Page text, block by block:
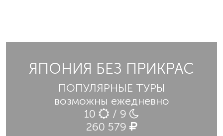
ЯПОНИЯ БЕЗ ПРИКРАС
ПОПУЛЯРНЫЕ ТУРЫ
возможны ежедневно
10
/ 9
260 579